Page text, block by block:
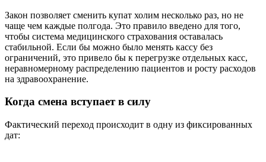
Закон позволяет сменить купат холим несколько раз, но не
чаще чем каждые полгода. Это правило введено для того,
чтобы система медицинского страхования оставалась
стабильной. Если бы можно было менять кассу без
ограничений, это привело бы к перегрузке отдельных касс,
неравномерному распределению пациентов и росту расходов
на здравоохранение.
Когда смена вступает в силу
Фактический переход происходит в одну из фиксированных
дат: